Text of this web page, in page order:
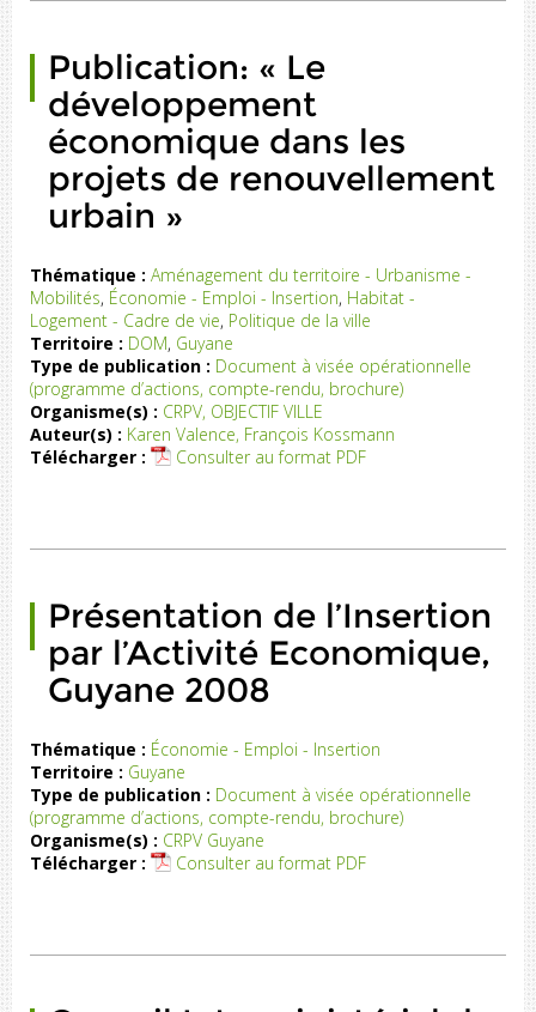
Publication: « Le
développement
économique dans les
projets de renouvellement
urbain »
Thématique : Aménagement du territoire - Urbanisme -
Mobilités, Économie - Emploi - Insertion, Habitat -
Logement - Cadre de vie, Politique de la ville
Territoire : DOM, Guyane
Type de publication : Document à visée opérationnelle
(programme d’actions, compte-rendu, brochure)
Organisme(s) : CRPV, OBJECTIF VILLE
Auteur(s) : Karen Valence, François Kossmann
Télécharger :
Consulter au format PDF
Présentation de l’Insertion
par l’Activité Economique,
Guyane 2008
Thématique : Économie - Emploi - Insertion
Territoire : Guyane
Type de publication : Document à visée opérationnelle
(programme d’actions, compte-rendu, brochure)
Organisme(s) : CRPV Guyane
Télécharger :
Consulter au format PDF